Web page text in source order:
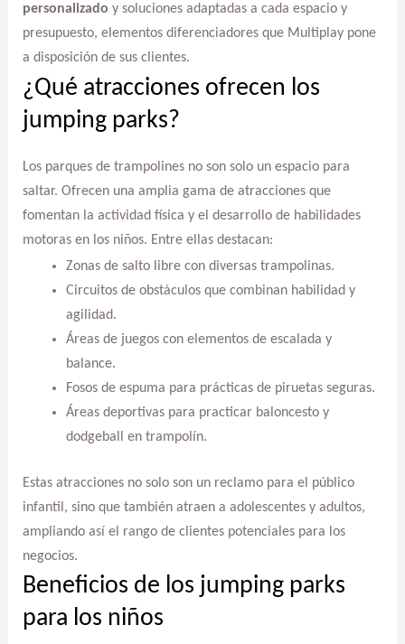
personalizado y soluciones adaptadas a cada espacio y
presupuesto, elementos diferenciadores que Multiplay pone
a disposición de sus clientes.
¿Qué atracciones ofrecen los
jumping parks?
Los parques de trampolines no son solo un espacio para
saltar. Ofrecen una amplia gama de atracciones que
fomentan la actividad física y el desarrollo de habilidades
motoras en los niños. Entre ellas destacan:
Zonas de salto libre con diversas trampolinas.
Circuitos de obstáculos que combinan habilidad y
agilidad.
Áreas de juegos con elementos de escalada y
balance.
Fosos de espuma para prácticas de piruetas seguras.
Áreas deportivas para practicar baloncesto y
dodgeball en trampolín.
Estas atracciones no solo son un reclamo para el público
infantil, sino que también atraen a adolescentes y adultos,
ampliando así el rango de clientes potenciales para los
negocios.
Beneficios de los jumping parks
para los niños